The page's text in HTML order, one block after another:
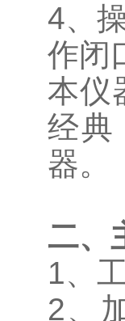
4、
作闭
本仪
经典
器。
二、
1、
2、